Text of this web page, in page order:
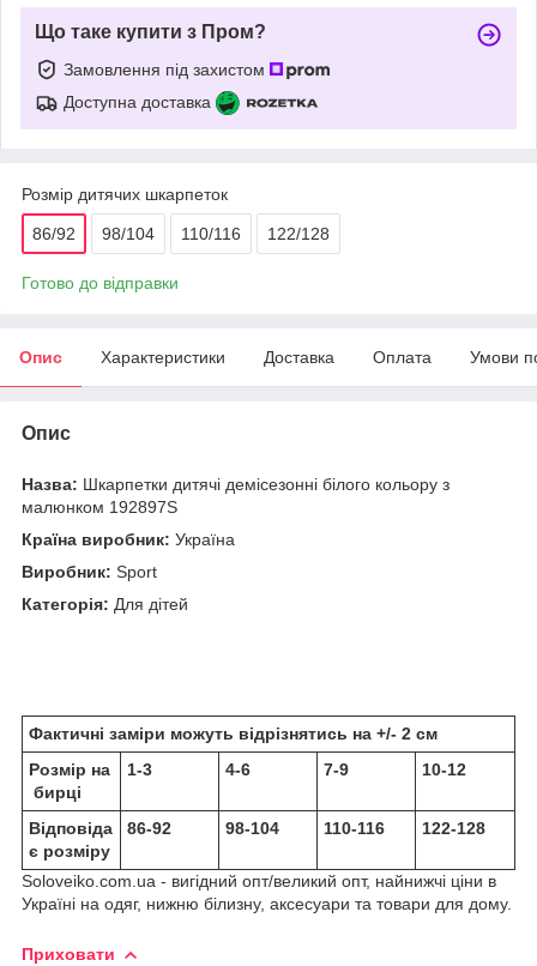
Що таке купити з Пром?
Замовлення під захистом
Доступна доставка
Розмір дитячих шкарпеток
86/92 98/104 110/116 122/128
Готово до відправки
Опис Характеристики Доставка Оплата Умови
Опис
Назва: Шкарпетки дитячі демісезонні білого кольору з
малюнком 192897S
Країна виробник: Україна
Виробник: Sport
Категорія: Для дітей
Фактичні заміри можуть відрізнятись на +/- 2 см
Розмір на
бирці
1-3 4-6 7-9 10-12
Відповіда
є розміру
86-92 98-104 110-116 122-128
Soloveiko.com.ua - вигідний опт/великий опт, найнижчі ціни в
Україні на одяг, нижню білизну, аксесуари та товари для дому.
Приховати